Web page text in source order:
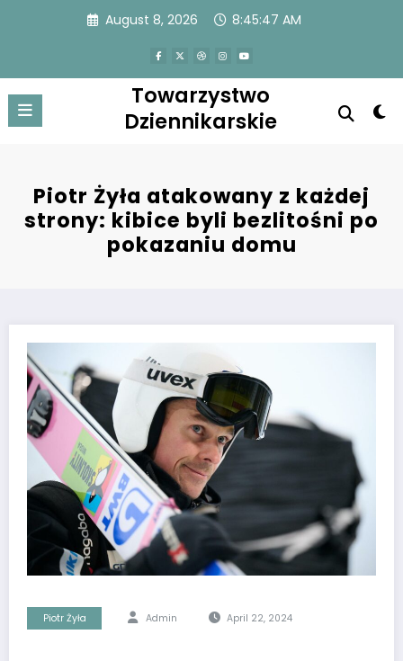
August 8, 2026 8:45:47 AM
Towarzystwo
Dziennikarskie
Piotr Żyła atakowany z każdej
strony: kibice byli bezlitośni po
pokazaniu domu
Piotr Żyła Admin April 22, 2024